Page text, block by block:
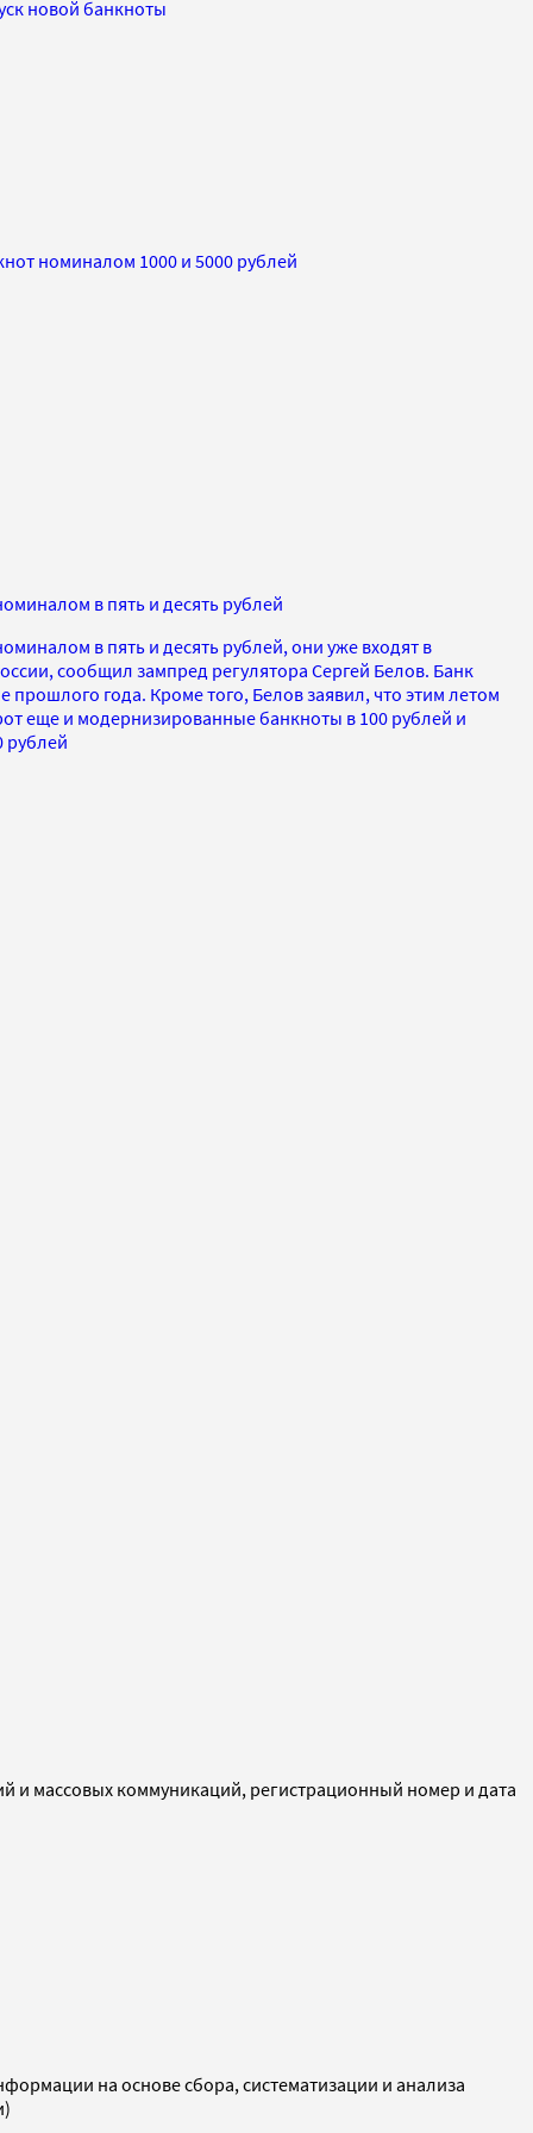
новой банкноты
номиналом 1000 и 5000 рублей
в пять и десять рублей
в пять и десять рублей, они уже входят в
сообщил зампред регулятора Сергей Белов. Банк
прошлого года. Кроме того, Белов заявил, что этим летом
еще и модернизированные банкноты в 100 рублей и
рублей
и массовых коммуникаций, регистрационный номер и дата
на основе сбора, систематизации и анализа